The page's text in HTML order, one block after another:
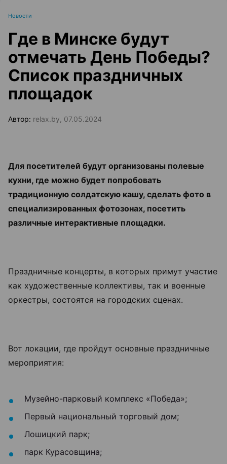
Новости
Где в Минске будут
отмечать День Победы?
Список праздничных
площадок
Автор: relax.by, 07.05.2024
Для посетителей будут организованы полевые
кухни, где можно будет попробовать
традиционную солдатскую кашу, сделать фото в
специализированных фотозонах, посетить
различные интерактивные площадки.
Праздничные концерты, в которых примут участие
как художественные коллективы, так и военные
оркестры, состоятся на городских сценах.
Вот локации, где пройдут основные праздничные
мероприятия:
Музейно-парковый комплекс «Победа»;
Первый национальный торговый дом;
Лошицкий парк;
парк Курасовщина;